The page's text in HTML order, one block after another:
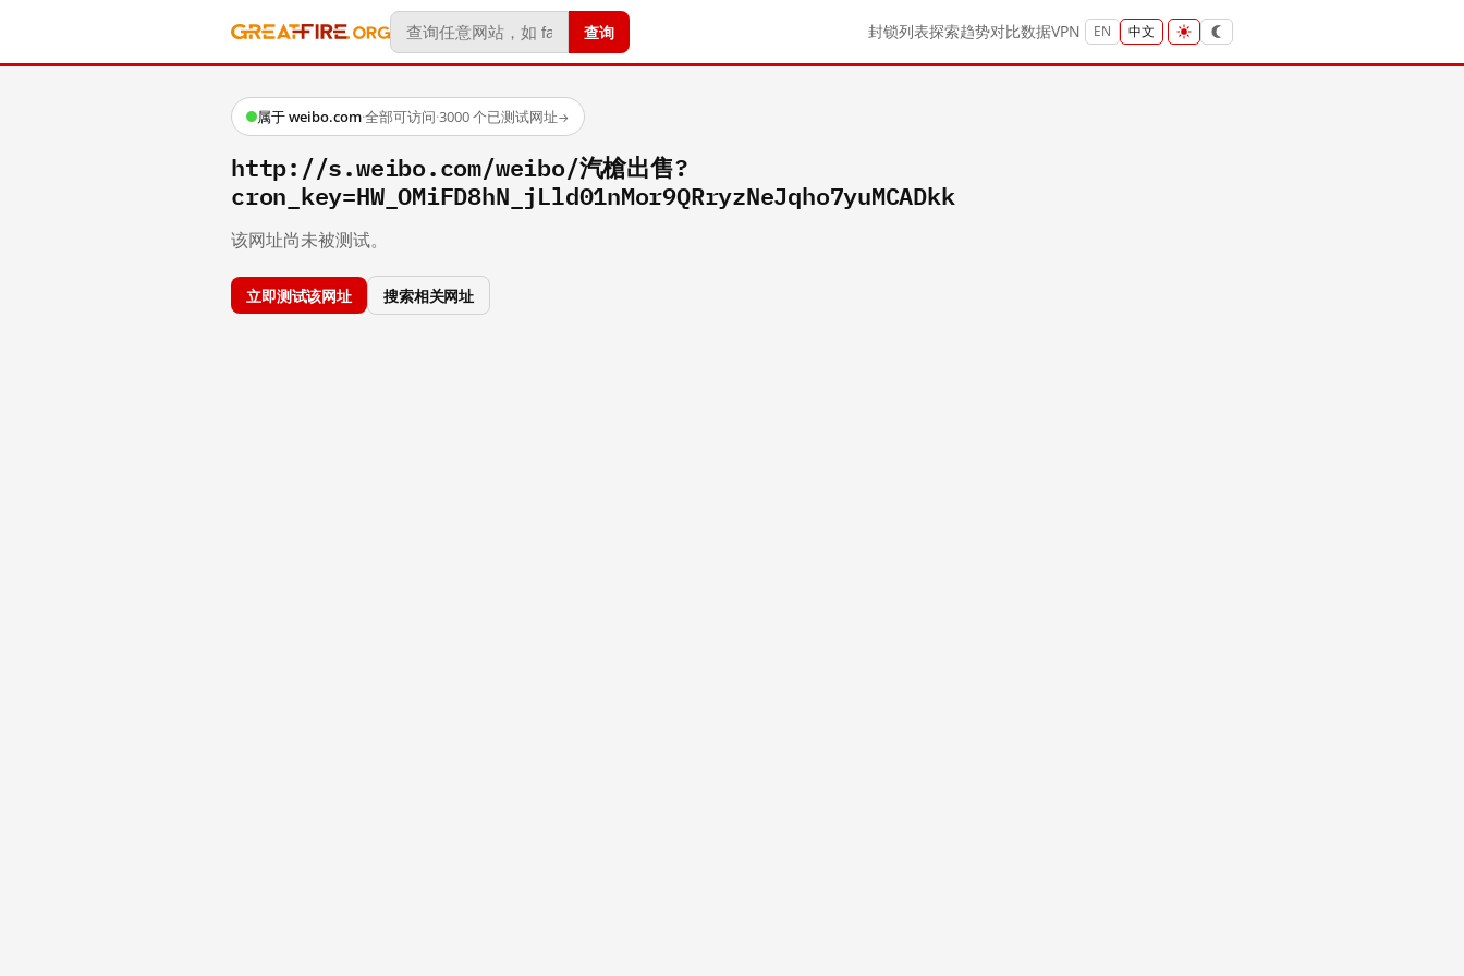
查询 封锁列表探索趋势对比数据VPN EN 中文
属于 weibo.com·全部可访问·3000 个已测试网址→
http://s.weibo.com/weibo/汽槍出售?
cron_key=HW_OMiFD8hN_jLld01nMor9QRryzNeJqho7yuMCADkk
该网址尚未被测试。
立即测试该网址 搜索相关网址